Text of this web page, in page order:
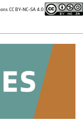
CC BY-NC-SA 4.0